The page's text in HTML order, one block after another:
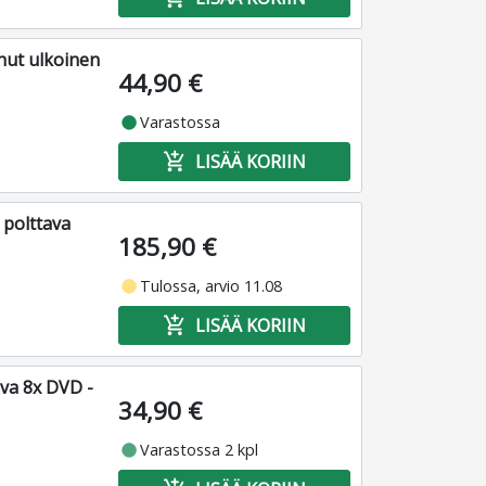
ulkoinen
44,90 €
fiber_manual_recordVarastossa
add_shopping_cart LISÄÄ KORIIN
polttava
185,90 €
fiber_manual_record Tulossa, arvio 11.08
add_shopping_cart LISÄÄ KORIIN
8x DVD -
34,90 €
fiber_manual_recordVarastossa 2 kpl